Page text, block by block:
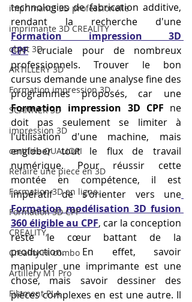
imprimante 3D professionelle
imprimante 3D CREALITY
objet 3D
ARTILLERY 3D
Formation impression 3D
SCANNER 3D
impression 3D
certifiée QUALIOPI
Refaire une piece en 3D
Formation 3D en ligne.
Formation 3D CPF
CREALITY,
Creality Hi combo
Artillery M1 Pro
Filament PLA
technologies de fabrication additive,
Formation impression 3D
CPF cruciale pour de nombreux
professionnels. Trouver le bon
cursus demande une analyse fine des
Formation impression 3D CPF ne
doit pas seulement se limiter à
l'utilisation d'une machine, mais
englober tout le flux de travail
numérique. Pour réussir cette
montée en compétence, il est
impératif de s'orienter vers une
Formation modélisation 3D fusion
360 éligible au CPF, car la conception
reste le cœur battant de la
production. En effet, savoir
manipuler une imprimante est une
chose, mais savoir dessiner des
pièces complexes en est une autre. Il